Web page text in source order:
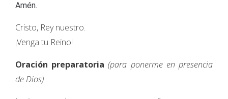
Amén.
Cristo, Rey nuestro.
¡Venga tu Reino!
Oración preparatoria (para ponerme en presencia
de Dios)